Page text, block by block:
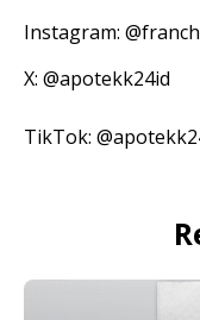
Instagram:
X: @apotekk24id
TikTok: